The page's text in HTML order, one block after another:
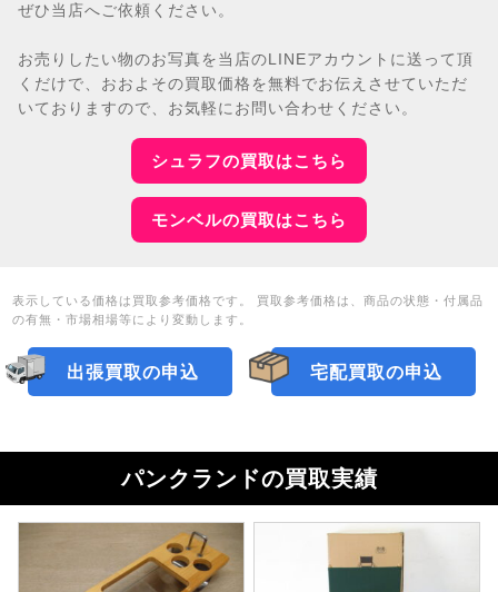
ぜひ当店へご依頼ください。
お売りしたい物のお写真を当店のLINEアカウントに送って頂
くだけで、おおよその買取価格を無料でお伝えさせていただ
いておりますので、お気軽にお問い合わせください。
シュラフの買取はこちら
モンベルの買取はこちら
表示している価格は買取参考価格です。 買取参考価格は、商品の状態・付属品
の有無・市場相場等により変動します。
出張買取の申込 宅配買取の申込
パンクランドの買取実績